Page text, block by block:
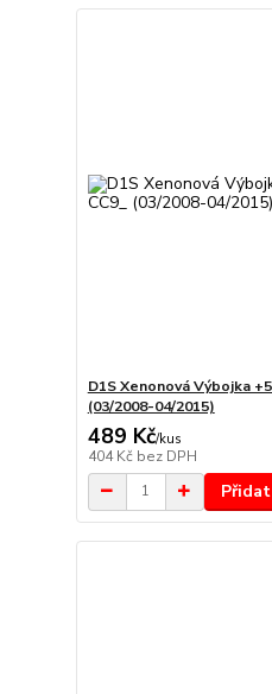
D1S Xenonová Výbojka
(03/2008-04/2015)
489 Kč/kus
404 Kč bez DPH